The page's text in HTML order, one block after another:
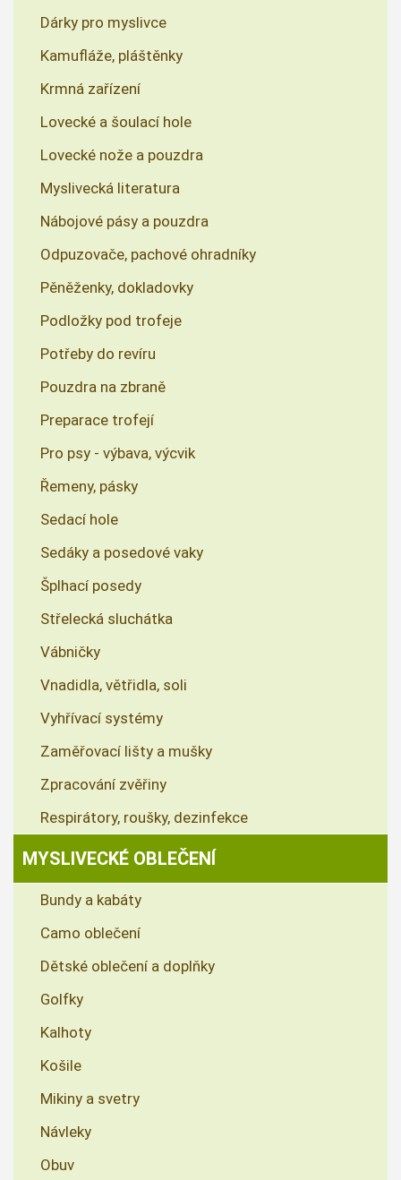
Dárky pro myslivce
Kamufláže, pláštěnky
Krmná zařízení
Lovecké a šoulací hole
Lovecké nože a pouzdra
Myslivecká literatura
Nábojové pásy a pouzdra
Odpuzovače, pachové ohradníky
Pěněženky, dokladovky
Podložky pod trofeje
Potřeby do revíru
Pouzdra na zbraně
Preparace trofejí
Pro psy - výbava, výcvik
Řemeny, pásky
Sedací hole
Sedáky a posedové vaky
Šplhací posedy
Střelecká sluchátka
Vábničky
Vnadidla, větřidla, soli
Vyhřívací systémy
Zaměřovací lišty a mušky
Zpracování zvěřiny
Respirátory, roušky, dezinfekce
MYSLIVECKÉ OBLEČENÍ
Bundy a kabáty
Camo oblečení
Dětské oblečení a doplňky
Golfky
Kalhoty
Košile
Mikiny a svetry
Návleky
Obuv